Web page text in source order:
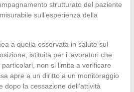
strutturato del paziente
sull’esperienza della
a quella osservata in salute sul
istituita per i lavoratori che
non si limita a verificare
apre a un diritto a un monitoraggio
dopo la cessazione dell’attività